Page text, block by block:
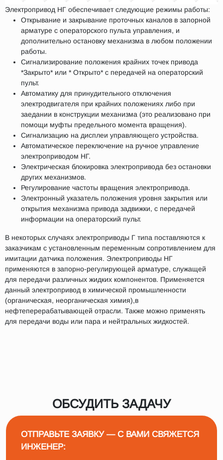
Электропривод НГ обеспечивает следующие режимы работы:
Открывание и закрывание проточных каналов в запорной
арматуре с операторского пульта управления, и
дополнительно остановку механизма в любом положении
работы.
Сигнализирование положения крайних точек привода
*Закрыто* или * Открыто* с передачей на операторский
пульт.
Автоматику для принудительного отключения
электродвигателя при крайних положениях либо при
заедании в конструкции механизма (это реализовано при
помощи муфты предельного момента вращения).
Сигнализацию на дисплеи управляющего устройства.
Автоматическое переключение на ручное управление
электроприводом НГ.
Электрическая блокировка электропривода без остановки
других механизмов.
Регулирование частоты вращения электропривода.
Электронный указатель положения уровня закрытия или
открытия механизма привода задвижки, с передачей
информации на операторский пульт.
В некоторых случаях электроприводы Г типа поставляются к
заказчикам с установленным переменным сопротивлением для
имитации датчика положения. Электроприводы НГ
применяются в запорно-регулирующей арматуре, служащей
для передачи различных жидких компонентов. Применяется
данный электропривод в химической промышленности
(органическая, неорганическая химия),в
нефтеперерабатывающей отрасли. Также можно применять
для передачи воды или пара и нейтральных жидкостей.
ОБСУДИТЬ ЗАДАЧУ
ОТПРАВЬТЕ ЗАЯВКУ — С ВАМИ СВЯЖЕТСЯ
ИНЖЕНЕР: